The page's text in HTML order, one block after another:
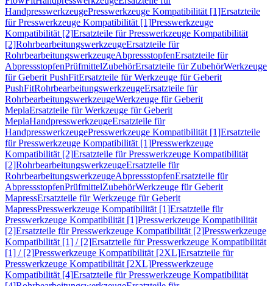
HandpresswerkzeugePresswerkzeuge Kompatibilität [1]Ersatzteile
für Presswerkzeuge Kompatibilität [1]Presswerkzeuge
Kompatibilität [2]Ersatzteile für Presswerkzeuge Kompatibilität
[2]RohrbearbeitungswerkzeugeErsatzteile für
RohrbearbeitungswerkzeugeAbpressstopfenErsatzteile für
AbpressstopfenPrüfmittelZubehörErsatzteile für ZubehörWerkzeuge
für Geberit PushFitErsatzteile für Werkzeuge für Geberit
PushFitRohrbearbeitungswerkzeugeErsatzteile für
RohrbearbeitungswerkzeugeWerkzeuge für Geberit
MeplaErsatzteile für Werkzeuge für Geberit
MeplaHandpresswerkzeugeErsatzteile für
HandpresswerkzeugePresswerkzeuge Kompatibilität [1]Ersatzteile
für Presswerkzeuge Kompatibilität [1]Presswerkzeuge
Kompatibilität [2]Ersatzteile für Presswerkzeuge Kompatibilität
[2]RohrbearbeitungswerkzeugeErsatzteile für
RohrbearbeitungswerkzeugeAbpressstopfenErsatzteile für
AbpressstopfenPrüfmittelZubehörWerkzeuge für Geberit
MapressErsatzteile für Werkzeuge für Geberit
MapressPresswerkzeuge Kompatibilität [1]Ersatzteile für
Presswerkzeuge Kompatibilität [1]Presswerkzeuge Kompatibilität
[2]Ersatzteile für Presswerkzeuge Kompatibilität [2]Presswerkzeuge
Kompatibilität [1] / [2]Ersatzteile für Presswerkzeuge Kompatibilität
[1] / [2]Presswerkzeuge Kompatibilität [2XL]Ersatzteile für
Presswerkzeuge Kompatibilität [2XL]Presswerkzeuge
Kompatibilität [4]Ersatzteile für Presswerkzeuge Kompatibilität